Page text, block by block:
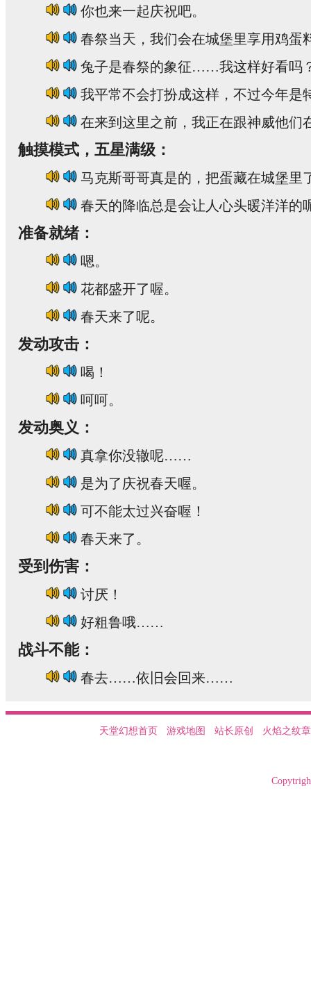
你也来一起庆祝吧。
春祭当天，我们会在城堡里享用鸡蛋
兔子是春祭的象征……我这样好看吗
我平常不会打扮成这样，不过今年是
在来到这里之前，我正在跟神威他们
触摸模式，五星满级：
马克斯哥哥真是的，把蛋藏在城堡
春天的降临总是会让人心头暖洋洋的
准备就绪：
嗯。
花都盛开了喔。
春天来了呢。
发动攻击：
喝！
呵呵。
发动奥义：
真拿你没辙呢……
是为了庆祝春天喔。
可不能太过兴奋喔！
春天来了。
受到伤害：
讨厌！
好粗鲁哦……
战斗不能：
春去……依旧会回来……
天堂幻想首页 游戏地图 站长原创 火焰之纹